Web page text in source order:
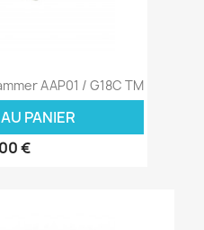
AAP01 / G18C TM
PANIER
€